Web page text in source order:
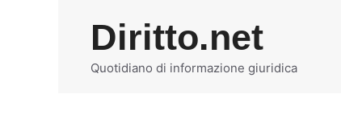
Diritto.net
Quotidiano di informazione giuridica